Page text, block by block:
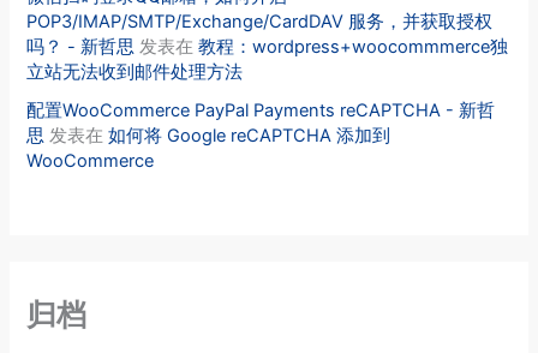
POP3/IMAP/SMTP/Exchange/CardDAV 服务，并获取授权
吗？ - 新哲思 发表在教程：wordpress+woocommmerce独
立站无法收到邮件处理方法
配置WooCommerce PayPal Payments reCAPTCHA - 新哲
思 发表在如何将 Google reCAPTCHA 添加到
WooCommerce
归档